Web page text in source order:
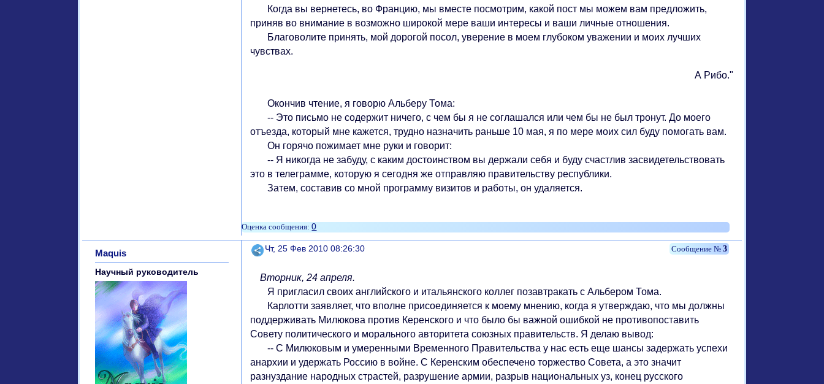
Когда вы вернетесь, во Францию, мы вместе посмотрим, какой пост мы можем вам предложить,
приняв во внимание в возможно широкой мере ваши интересы и ваши личные отношения.
Благоволите принять, мой дорогой посол, уверение в моем глубоком уважении и моих лучших
чувствах.
А Рибо."
Окончив чтение, я говорю Альберу Тома:
-- Это письмо не содержит ничего, с чем бы я не соглашался или чем бы не был тронут. До моего
отъезда, который мне кажется, трудно назначить раньше 10 мая, я по мере моих сил буду помогать вам.
Он горячо пожимает мне руки и говорит:
-- Я никогда не забуду, с каким достоинством вы держали себя и буду счастлив засвидетельствовать
это в телеграмме, которую я сегодня же отправляю правительству республики.
Затем, составив со мной программу визитов и работы, он удаляется.
0
Поделиться 3
Чт, 25 Фев 2010 08:26:30
Maquis
Научный руководитель
Вторник, 24 апреля.
Я пригласил своих английского и итальянского коллег позавтракать с Альбером Тома.
Карлотти заявляет, что вполне присоединяется к моему мнению, когда я утверждаю, что мы должны
поддерживать Милюкова против Керенского и что было бы важной ошибкой не противопоставить
Совету политического и морального авторитета союзных правительств. Я делаю вывод:
-- С Милюковым и умеренными Временного Правительства у нас есть еще шансы задержать успехи
анархии и удержать Россию в войне. С Керенским обеспечено торжество Совета, а это значит
разнуздание народных страстей, разрушение армии, разрыв национальных уз, конец русского